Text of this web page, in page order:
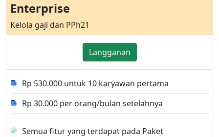
Enterprise
Kelola gaji dan PPh21
Langganan
Rp 530.000 untuk 10 karyawan pertama
Rp 30.000 per orang/bulan setelahnya
Semua fitur yang terdapat pada Paket